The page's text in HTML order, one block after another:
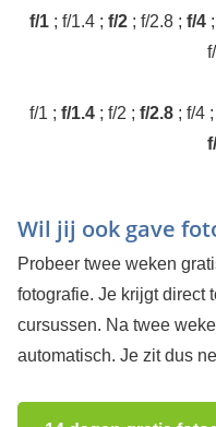
f/1; f/1.4 ; f/2; f/2.8 ; f/4;
f/1 ; f/1.4 ; f/2 ; f/2.8 ; f/4 ;
Wil jij ook gave
Probeer twee weken
fotografie. Je krijgt direct
cursussen. Na twee
automatisch. Je zit dus